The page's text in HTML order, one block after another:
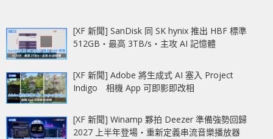
[XF 新聞] SanDisk 同 SK hynix 推出 HBF 標準
512GB‧最高 3TB/s‧主攻 AI 記憶體
[XF 新聞] Adobe 將生成式 AI 塞入 Project
Indigo 相機 App 可即影即改相
[XF 新聞] Winamp 夥拍 Deezer 準備強勢回歸
2027 上半年登場‧重新定義串流音樂播放器